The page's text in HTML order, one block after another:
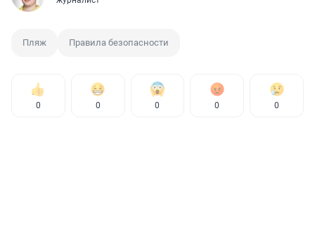
Пляж Правила безопасности
0 0 0 0 0